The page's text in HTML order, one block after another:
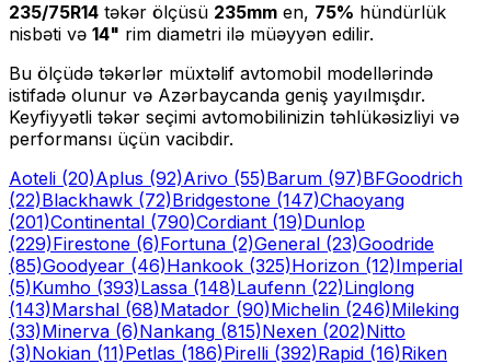
235/75R14 təkər ölçüsü 235mm en, 75% hündürlük
nisbəti və 14" rim diametri ilə müəyyən edilir.
Bu ölçüdə təkərlər müxtəlif avtomobil modellərində
istifadə olunur və Azərbaycanda geniş yayılmışdır.
Keyfiyyətli təkər seçimi avtomobilinizin təhlükəsizliyi və
performansı üçün vacibdir.
Aoteli (20)Aplus (92)Arivo (55)Barum (97)BFGoodrich
(22)Blackhawk (72)Bridgestone (147)Chaoyang
(201)Continental (790)Cordiant (19)Dunlop
(229)Firestone (6)Fortuna (2)General (23)Goodride
(85)Goodyear (46)Hankook (325)Horizon (12)Imperial
(5)Kumho (393)Lassa (148)Laufenn (22)Linglong
(143)Marshal (68)Matador (90)Michelin (246)Mileking
(33)Minerva (6)Nankang (815)Nexen (202)Nitto
(3)Nokian (11)Petlas (186)Pirelli (392)Rapid (16)Riken